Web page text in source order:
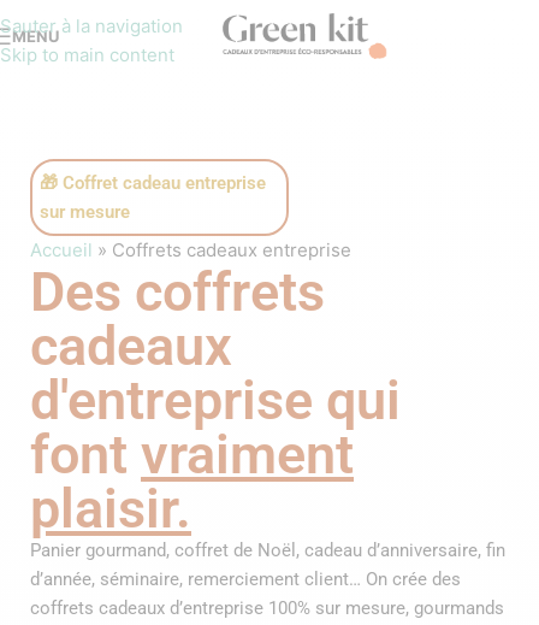
Sauter à la navigation
Skip to main content
MENU
🎁 Coffret cadeau entreprise
sur mesure
Accueil » Coffrets cadeaux entreprise
Des coffrets
cadeaux
d'entreprise qui
font vraiment
plaisir.
Panier gourmand, coffret de Noël, cadeau d’anniversaire, fin
d’année, séminaire, remerciement client… On crée des
coffrets cadeaux d’entreprise 100% sur mesure, gourmands